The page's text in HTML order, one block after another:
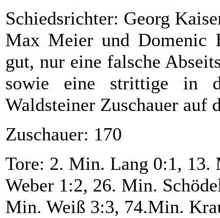
Schiedsrichter: Georg
Max Meier und Domenic
gut, nur eine falsche
sowie eine strittige in
Waldsteiner Zuschauer auf
Zuschauer: 170
Tore: 2. Min. Lang 0:1,
Weber 1:2, 26. Min.
Min. Weiß 3:3, 74.Min.